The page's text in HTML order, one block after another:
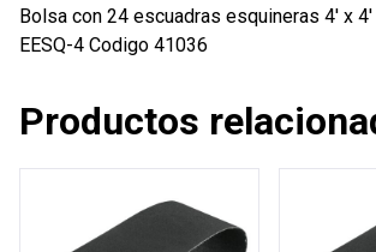
Bolsa con 24 escuadras esquineras 4′ x
EESQ-4 Codigo 41036
Productos